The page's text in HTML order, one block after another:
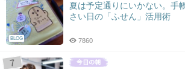
BLOG
夏は予定通りにいかない。手
さい日の「ふせん」活用術
7860